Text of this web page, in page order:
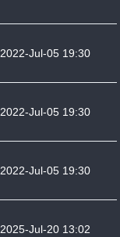
2022-Jul-05 19:30
2022-Jul-05 19:30
2022-Jul-05 19:30
2025-Jul-20 13:02